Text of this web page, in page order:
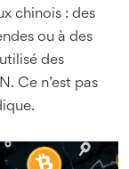
chinois : des
ou à des
des
Ce n’est pas